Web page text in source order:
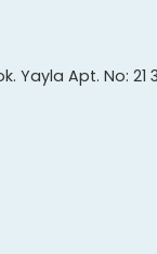
Yayla Apt. No: 21